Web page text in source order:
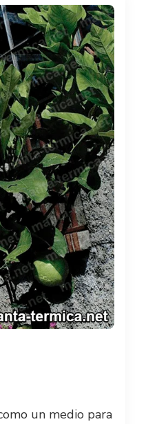
un medio para